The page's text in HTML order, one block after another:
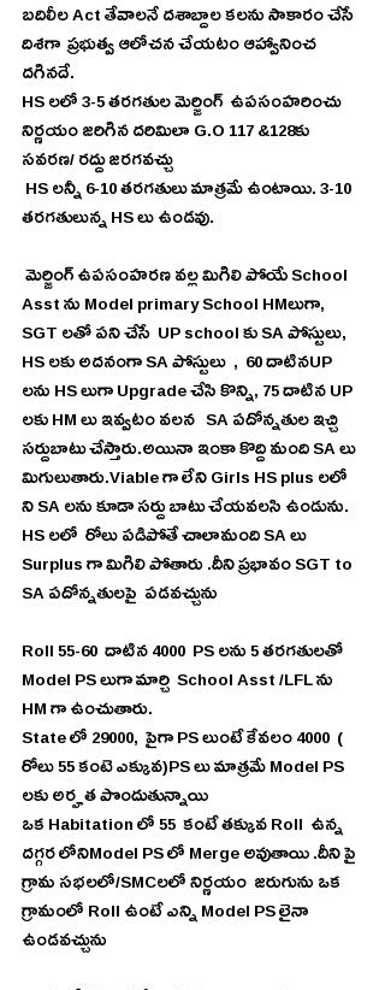
బదిలీల Act తేవాలనే దశాబ్దాల కలను సాకారం చేసే
దిశగా  ప్రభుత్వ ఆలోచన చేయటం ఆహ్వానించ
దగినదే.
HS లలో 3-5 తరగతుల మెర్జింగ్  ఉపసంహరించు
నిర్ణయం జరిగిన దరిమిలా G.O 117 &128కు
సవరణ/ రద్దు జరగవచ్చు
తరగతులున్న HS లు ఉండవు.
Asst ను Model primary School HMలుగా,
SGT లతో పని చేసే  UP school కు SA పోస్టులు,
HS లకు అదనంగా SA పోస్టులు  ,  60 దాటినUP
లను HS లుగా Upgrade చేసి కొన్ని, 75 దాటిన UP
లకు HM లు ఇవ్వటం వలన   SA పదోన్నతుల ఇచ్చి
సర్దుబాటు చేస్తారు.అయినా ఇంకా కొద్ది మంది SA లు
మిగులుతారు.Viable గా లేని Girls HS plus లలో
ని SA లను కూడా సర్దు బాటు చేయవలసి ఉండును.
HS లలో  రోలు పడిపోతే చాలామంది SA లు
Surplus గా మిగిలి పోతారు .దీని ప్రభావం SGT to
SA పదోన్నతులపై  పడవచ్చును
Roll 55-60  దాటిన 4000  PS లను 5 తరగతులతో
Model PS లుగా మార్చి  School Asst /LFL ను
HM గా ఉంచుతారు.
State లో 29000,  పైగా PS లుంటే కేవలం 4000  (
రోలు 55 కంటె ఎక్కువ)PS లు మాత్రమే Model PS
లకు అర్హత పొందుతున్నాయి
ఒక Habitation లో 55  కంటే తక్కువ Roll  ఉన్న
దగ్గర లోనిModel PS లో Merge అవుతాయి .దీని పై
గ్రామ సభలలో/SMCలలో నిర్ణయం  జరుగును ఒక
గ్రామంలో Roll ఉంటే ఎన్ని Model PS లైనా
ఉండవచ్చును